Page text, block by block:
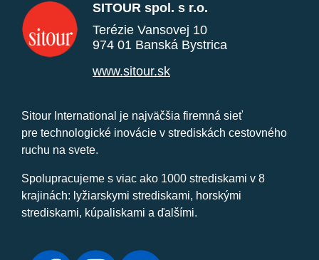
SITOUR spol. s r.o.
Terézie Vansovej 10
974 01 Banská Bystrica
www.sitour.sk
Sitour International je najväčšia firemná sieť
pre technologické inovácie v strediskách cestovného
ruchu na svete.
Spolupracujeme s viac ako 1000 strediskami v 8
krajinách: lyžiarskymi strediskami, horskými
strediskami, kúpaliskami a ďalšími.